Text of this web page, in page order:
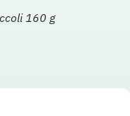
160 g